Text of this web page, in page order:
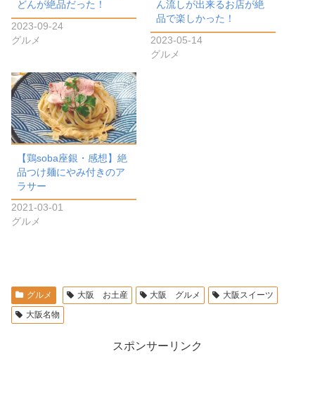
どんが絶品だった！
2023-09-24
グルメ
ん流しが出来るお店が絶
品で楽しかった！
2023-05-14
グルメ
【鶏soba座銀・感想】絶
品つけ麺にやみ付きのア
ラサー
2021-03-01
グルメ
グルメ 大阪 お土産 大阪 グルメ
大阪スイーツ
大阪名物
スポンサーリンク